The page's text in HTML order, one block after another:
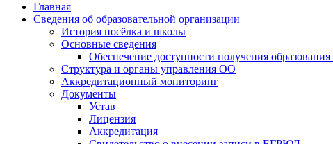
Главная
Сведения об образовательной организации
История посёлка и школы
Основные сведения
Обеспечение доступности получения
Структура и органы управления ОО
Аккредитационный мониторинг
Документы
Устав
Лицензия
Аккредитация